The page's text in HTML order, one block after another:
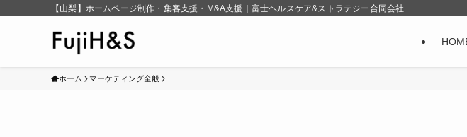
【山梨】ホームページ制作・集客支援・M&A支援｜富士ヘルスケア&ストラテジー合同会社
ホーム マーケティング全般